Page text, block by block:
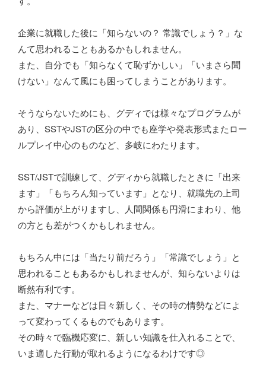
企業に就職した後に「知らないの？ 常識でしょう？」な
んて思われることもあるかもしれません。
また、自分でも「知らなくて恥ずかしい」「いまさら聞
けない」なんて風にも困ってしまうことがあります。
そうならないためにも、グディでは様々なプログラムが
あり、SSTやJSTの区分の中でも座学や発表形式またロー
ルプレイ中心のものなど、多岐にわたります。
SST/JSTで訓練して、グディから就職したときに「出来
ます」「もちろん知っています」となり、就職先の上司
から評価が上がりますし、人間関係も円滑にまわり、他
の方とも差がつくかもしれません。
もちろん中には「当たり前だろう」「常識でしょう」と
思われることもあるかもしれませんが、知らないよりは
断然有利です。
また、マナーなどは日々新しく、その時の情勢などによ
って変わってくるものでもあります。
その時々で臨機応変に、新しい知識を仕入れることで、
いま適した行動が取れるようになるわけです◎